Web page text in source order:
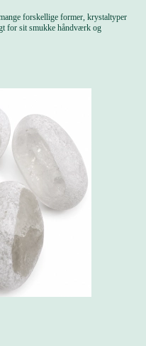
forskellige former, krystaltyper
for sit smukke håndværk og